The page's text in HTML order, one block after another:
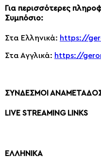
Για περισσότερες
Συμπόσιο:
Στα Ελληνικά: https://
Στα Αγγλικά: https://
ΣΥΝΔΕΣΜΟΙ
LIVE STREAMING LINKS
ΕΛΛΗΝΙΚΑ